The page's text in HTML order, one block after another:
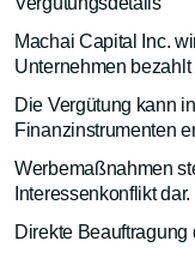
Machai Capital Inc.
Unternehmen
Die Vergütung kann
Finanzinstrumenten
Werbemaßnahmen
Interessenkonflikt dar.
Direkte